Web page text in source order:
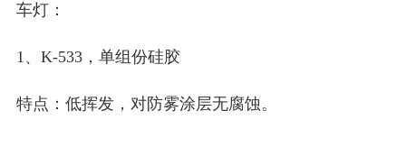
车灯：
1、K-533，单组份硅胶
特点：低挥发，对防雾涂层无腐蚀。